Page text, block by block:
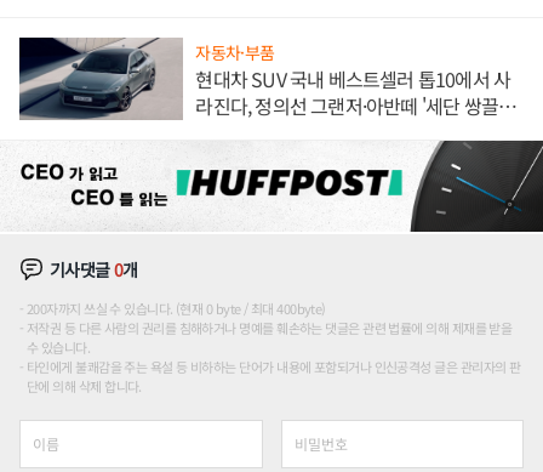
자동차·부품
현대차 SUV 국내 베스트셀러 톱10에서 사
라진다, 정의선 그랜저·아반떼 '세단 쌍끌
기사댓글0개
200자까지 쓰실 수 있습니다. (현재 0 byte / 최대 400byte)
저작권 등 다른 사람의 권리를 침해하거나 명예를 훼손하는 댓글은 관련 법률에 의해 제재를 받을
수 있습니다.
타인에게 불쾌감을 주는 욕설 등 비하하는 단어가 내용에 포함되거나 인신공격성 글은 관리자의 판
단에 의해 삭제 합니다.